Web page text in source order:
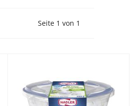
Vorherige Seite
Seite 1 von 1